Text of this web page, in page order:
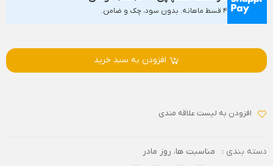
۴ قسط ماهانه. بدون سود، چک و ضامن.
افزودن به سبد خرید
افزودن به لیست علاقه مندی
دسته بندی : مناسبت ها، روز مادر